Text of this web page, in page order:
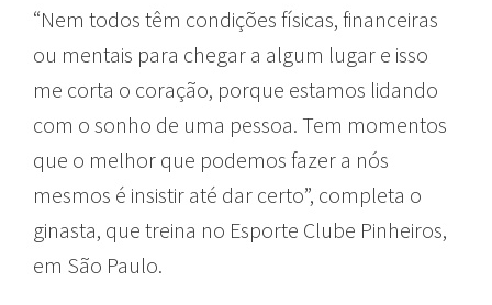
“Nem todos têm condições físicas, financeiras
ou mentais para chegar a algum lugar e isso
me corta o coração, porque estamos lidando
com o sonho de uma pessoa. Tem momentos
que o melhor que podemos fazer a nós
mesmos é insistir até dar certo”, completa o
ginasta, que treina no Esporte Clube Pinheiros,
em São Paulo.